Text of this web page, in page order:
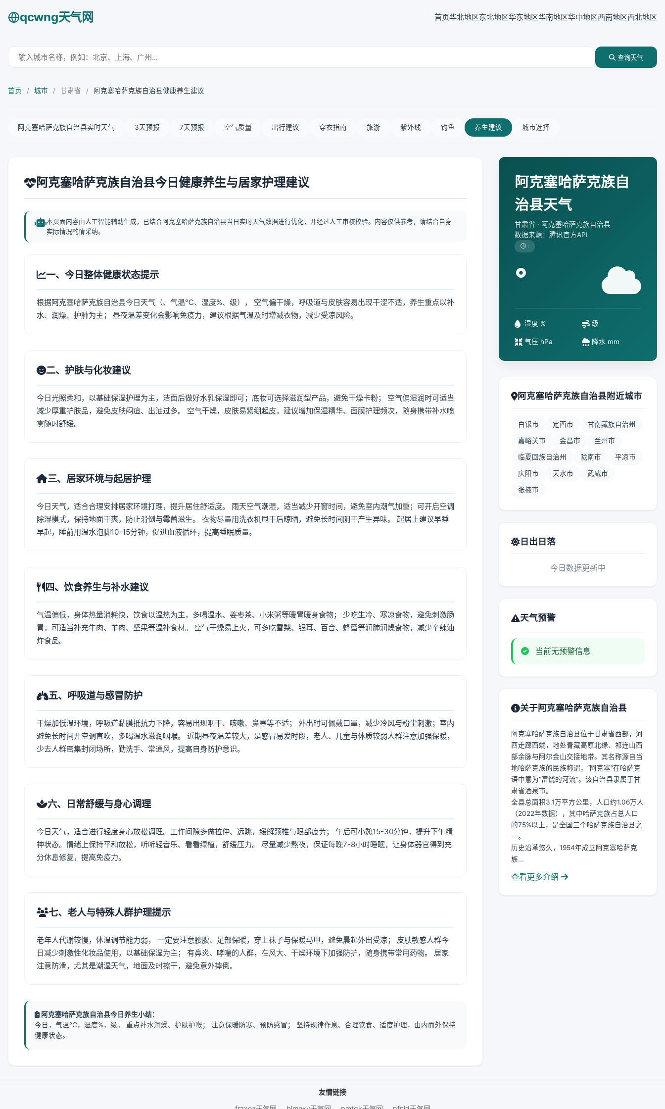
qcwng天气网 首页华北地区东北地区华东地区华南地区华中地区西南地区西北地区
查询天气
首页 / 城市 / 甘肃省 / 阿克塞哈萨克族自治县健康养生建议
阿克塞哈萨克族自治县实时天气 3天预报 7天预报 空气质量 出行建议 穿衣指南 旅游 紫外线 钓鱼 养生建议 城市选择
阿克塞哈萨克族自治县今日健康养生与居家护理建议
本页面内容由人工智能辅助生成，已结合阿克塞哈萨克族自治县当日实时天气数据进行优化，并经过人工审核校验。内容仅供参考，请结合自身
实际情况酌情采纳。
一、今日整体健康状态提示
根据阿克塞哈萨克族自治县今日天气（、气温℃、湿度%、级）， 空气偏干燥，呼吸道与皮肤容易出现干涩不适，养生重点以补
水、润燥、护肺为主； 昼夜温差变化会影响免疫力，建议根据气温及时增减衣物，减少受凉风险。
二、护肤与化妆建议
今日光照柔和，以基础保湿护理为主，洁面后做好水乳保湿即可；底妆可选择滋润型产品，避免干燥卡粉； 空气偏湿润时可适当
减少厚重护肤品，避免皮肤闷痘、出油过多。 空气干燥，皮肤易紧绷起皮，建议增加保湿精华、面膜护理频次，随身携带补水喷
雾随时舒缓。
三、居家环境与起居护理
今日天气，适合合理安排居家环境打理，提升居住舒适度。 雨天空气潮湿，适当减少开窗时间，避免室内潮气加重；可开启空调
除湿模式，保持地面干爽，防止滑倒与霉菌滋生。 衣物尽量用洗衣机甩干后晾晒，避免长时间阴干产生异味。 起居上建议早睡
早起，睡前用温水泡脚10-15分钟，促进血液循环，提高睡眠质量。
四、饮食养生与补水建议
气温偏低，身体热量消耗快，饮食以温热为主，多喝温水、姜枣茶、小米粥等暖胃暖身食物； 少吃生冷、寒凉食物，避免刺激肠
胃，可适当补充牛肉、羊肉、坚果等温补食材。 空气干燥易上火，可多吃雪梨、银耳、百合、蜂蜜等润肺润燥食物，减少辛辣油
炸食品。
五、呼吸道与感冒防护
干燥加低温环境，呼吸道黏膜抵抗力下降，容易出现咽干、咳嗽、鼻塞等不适； 外出时可佩戴口罩，减少冷风与粉尘刺激；室内
避免长时间开空调直吹，多喝温水滋润咽喉。 近期昼夜温差较大，是感冒易发时段，老人、儿童与体质较弱人群注意加强保暖，
少去人群密集封闭场所，勤洗手、常通风，提高自身防护意识。
六、日常舒缓与身心调理
今日天气，适合进行轻度身心放松调理。工作间隙多做拉伸、远眺，缓解颈椎与眼部疲劳； 午后可小憩15-30分钟，提升下午精
神状态。情绪上保持平和放松，听听轻音乐、看看绿植，舒缓压力。 尽量减少熬夜，保证每晚7-8小时睡眠，让身体器官得到充
分休息修复，提高免疫力。
七、老人与特殊人群护理提示
老年人代谢较慢，体温调节能力弱， 一定要注意腰腹、足部保暖，穿上袜子与保暖马甲，避免晨起外出受凉； 皮肤敏感人群今
日减少刺激性化妆品使用，以基础保湿为主； 有鼻炎、哮喘的人群，在风大、干燥环境下加强防护，随身携带常用药物。 居家
注意防滑，尤其是潮湿天气，地面及时擦干，避免意外摔倒。
阿克塞哈萨克族自治县今日养生小结：
今日，气温℃，湿度%，级。 重点补水润燥、护肤护喉； 注意保暖防寒、预防感冒； 坚持规律作息、合理饮食、适度护理，由内而外保持
健康状态。
阿克塞哈萨克族自
治县天气
甘肃省 · 阿克塞哈萨克族自治县
数据来源：腾讯官方API
:
°
湿度 % 级
气压 hPa 降水 mm
阿克塞哈萨克族自治县附近城市
白银市 定西市 甘南藏族自治州
嘉峪关市 金昌市 兰州市
临夏回族自治州 陇南市 平凉市
庆阳市 天水市 武威市
张掖市
日出日落
今日数据更新中
天气预警
当前无预警信息
关于阿克塞哈萨克族自治县
阿克塞哈萨克族自治县位于甘肃省西部，河
西走廊西端，地处青藏高原北缘、祁连山西
部余脉与阿尔金山交接地带。其名称源自当
地哈萨克族的民族称谓，“阿克塞”在哈萨克
语中意为“富饶的河流”。该自治县隶属于甘
肃省酒泉市。
全县总面积3.1万平方公里，人口约1.06万人
（2022年数据），其中哈萨克族占总人口
的75%以上，是全国三个哈萨克族自治县之
一。
历史沿革悠久，1954年成立阿克塞哈萨克
族...
查看更多介绍
友情链接